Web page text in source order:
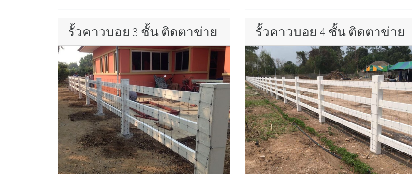
รั้วคาวบอย 3 ชั้น ติดตาข่าย รั้วคาวบอย 4 ชั้น ติดตาข่าย